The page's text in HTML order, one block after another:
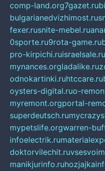
comp-land.org7gazet.ru
bulgarianedvizhimost.ru
fexer.rusnite-mebel.ru
0sporte.ru9rota-game.ru
pro-kirpichi.ruisraelsale.ru
mynances.orgladalike.ru
odnokartinki.ruhtccare.ru
oysters-digital.ruo-
myremont.orgportal-
superdeutsch.ru
mypetslife.orgwarren-
infoelectrik.ru
doktorvilechit.ru
manikjurinfo.ru